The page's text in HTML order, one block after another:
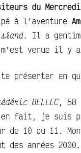
du Mercredi
à l’aventure
. Il a
venue il y
présenter en
BELLEC, 58
en fait, je suis
de 10 ou 11.
des années